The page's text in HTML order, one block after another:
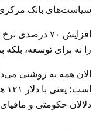
سیاست‌های بانک مرکزی
افزایش ۷۰
را نه برای توسعه،
دلالان حکومتی و